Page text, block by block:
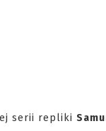
serii repliki